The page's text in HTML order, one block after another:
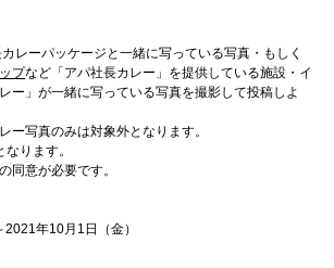
カレーパッケージと一緒に写っている写真・もしく
プなど「アパ社長カレー」を提供している施設・イ
ー」が一緒に写っている写真を撮影して投稿しよ
ー写真のみは対象外となります。
ります。
同意が必要です。
年10月1日（金）